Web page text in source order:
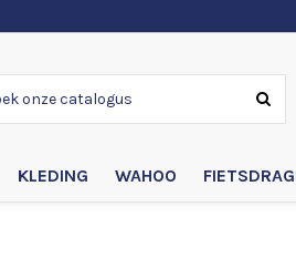
KLEDING WAHOO